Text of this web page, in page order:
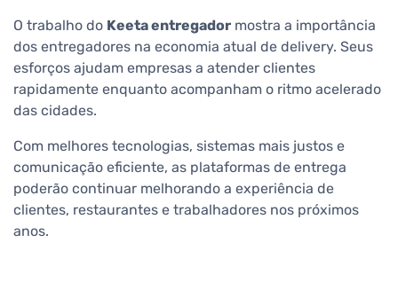
O trabalho do Keeta entregador mostra a importância
dos entregadores na economia atual de delivery. Seus
esforços ajudam empresas a atender clientes
rapidamente enquanto acompanham o ritmo acelerado
das cidades.
Com melhores tecnologias, sistemas mais justos e
comunicação eficiente, as plataformas de entrega
poderão continuar melhorando a experiência de
clientes, restaurantes e trabalhadores nos próximos
anos.